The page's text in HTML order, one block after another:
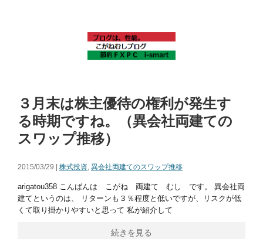
３月末は株主優待の権利が発生す
る時期ですね。（異会社両建ての
スワップ推移）
2015/03/29 | 株式投資, 異会社両建てのスワップ推移
arigatou358 こんばんは こがね 両建て むし です。 異会社両
建てというのは、 リターンも３％程度と低いですが、リスクが低
くて取り掛かりやすいと思って 私が紹介して
続きを見る